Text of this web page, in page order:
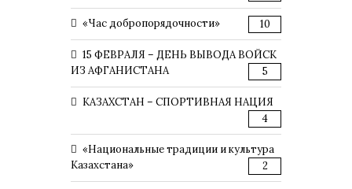
«Час добропорядочности» 10
15 ФЕВРАЛЯ – ДЕНЬ ВЫВОДА ВОЙСК
ИЗ АФГАНИСТАНА
5
КАЗАХСТАН – СПОРТИВНАЯ НАЦИЯ
4
«Национальные традиции и культура
Казахстана»
2